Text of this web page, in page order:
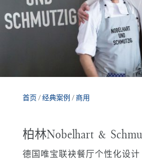
首页 /经典案例 /商用
柏林Nobelhart &
德国唯宝联袂餐厅个性化设计